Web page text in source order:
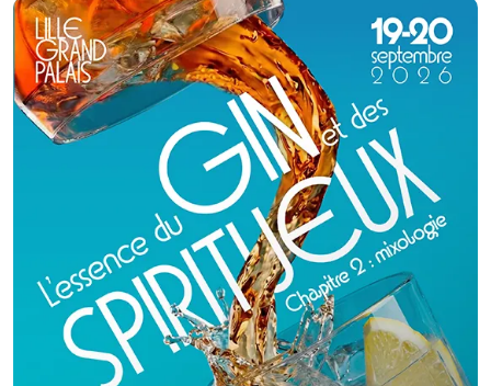
satisfaction Nous apportons une grande importance à la présentation de
nos buffets et leur donnons une note d'originalité avec différents supports
de prestige. Nous nous adaptons aux thèmes choisis par nos clients.